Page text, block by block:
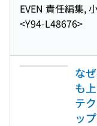
EVEN 責任編集,
<Y94-L48676>
な
も
テ
ッ